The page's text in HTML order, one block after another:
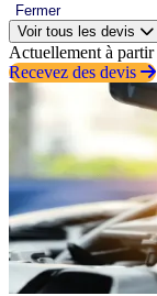
Fermer
Voir tous les devis
Actuellement à
Recevez des devis